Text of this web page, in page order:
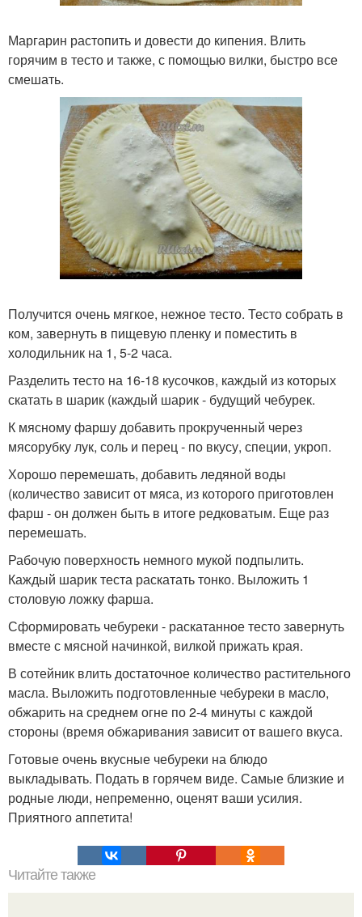
Маргарин растопить и довести до кипения. Влить
горячим в тесто и также, с помощью вилки, быстро все
смешать.
Получится очень мягкое, нежное тесто. Тесто собрать в
ком, завернуть в пищевую пленку и поместить в
холодильник на 1, 5-2 часа.
Разделить тесто на 16-18 кусочков, каждый из которых
скатать в шарик (каждый шарик - будущий чебурек.
К мясному фаршу добавить прокрученный через
мясорубку лук, соль и перец - по вкусу, специи, укроп.
Хорошо перемешать, добавить ледяной воды
(количество зависит от мяса, из которого приготовлен
фарш - он должен быть в итоге редковатым. Еще раз
перемешать.
Рабочую поверхность немного мукой подпылить.
Каждый шарик теста раскатать тонко. Выложить 1
столовую ложку фарша.
Сформировать чебуреки - раскатанное тесто завернуть
вместе с мясной начинкой, вилкой прижать края.
В сотейник влить достаточное количество растительного
масла. Выложить подготовленные чебуреки в масло,
обжарить на среднем огне по 2-4 минуты с каждой
стороны (время обжаривания зависит от вашего вкуса.
Готовые очень вкусные чебуреки на блюдо
выкладывать. Подать в горячем виде. Самые близкие и
родные люди, непременно, оценят ваши усилия.
Приятного аппетита!
Читайте также